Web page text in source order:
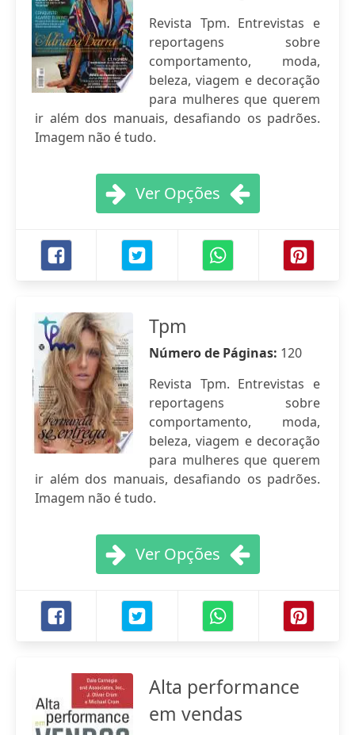
Revista Tpm. Entrevistas e
reportagens sobre
comportamento, moda,
beleza, viagem e decoração
para mulheres que querem
ir além dos manuais, desafiando os padrões.
Imagem não é tudo.
Ver Opções
Tpm
Número de Páginas: 120
Revista Tpm. Entrevistas e
reportagens sobre
comportamento, moda,
beleza, viagem e decoração
para mulheres que querem
ir além dos manuais, desafiando os padrões.
Imagem não é tudo.
Ver Opções
Alta performance
em vendas